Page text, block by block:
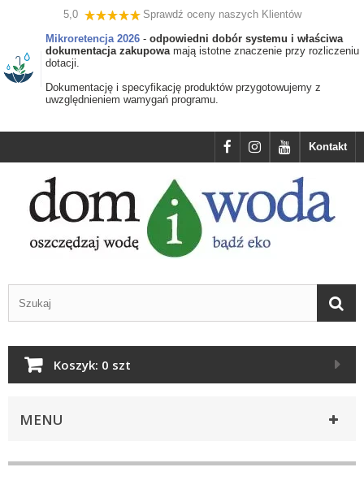
5,0
Sprawdź oceny naszych Klientów
Mikroretencja 2026 - odpowiedni dobór systemu i właściwa
dokumentacja zakupowamają istotne znaczenie przy rozliczeniu
dotacji.
Dokumentację i specyfikację produktów przygotowujemy z
uwzględnieniem wamygań programu.
Kontakt
Koszyk: 0 szt
MENU